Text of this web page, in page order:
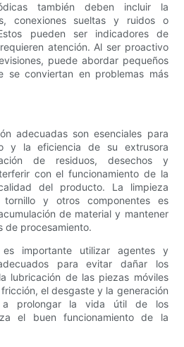
también deben incluir la
conexiones sueltas y ruidos o
pueden ser indicadores de
atención. Al ser proactivo
puede abordar pequeños
se conviertan en problemas más
adecuadas son esenciales para
y la eficiencia de su extrusora
de residuos, desechos y
con el funcionamiento de la
del producto. La limpieza
y otros componentes es
de material y mantener
de procesamiento.
importante utilizar agentes y
para evitar dañar los
lubricación de las piezas móviles
el desgaste y la generación
prolongar la vida útil de los
el buen funcionamiento de la